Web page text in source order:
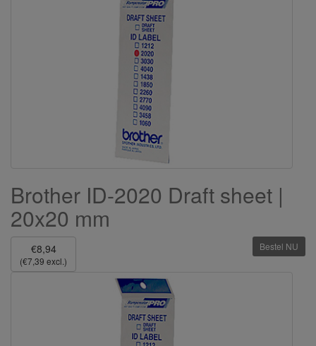
Brother ID-2020 Draft sheet |
20x20 mm
€8,94
(€7,39 excl.)
Bestel NU